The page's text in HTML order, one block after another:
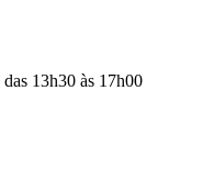
13h30 às 17h00